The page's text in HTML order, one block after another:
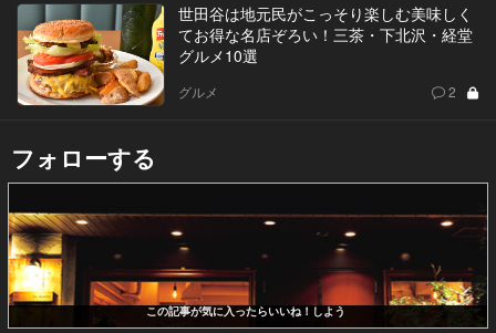
世田谷は地元民がこっそり楽しむ美味しく
てお得な名店ぞろい！三茶・下北沢・経堂
グルメ10選
グルメ 2
フォローする
この記事が気に入ったらいいね！しよう